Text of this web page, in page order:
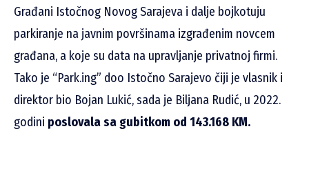
Građani Istočnog Novog Sarajeva i dalje bojkotuju
parkiranje na javnim površinama izgrađenim novcem
građana, a koje su data na upravljanje privatnoj firmi.
Tako je “Park.ing” doo Istočno Sarajevo čiji je vlasnik i
direktor bio Bojan Lukić, sada je Biljana Rudić, u 2022.
godini poslovala sa gubitkom od 143.168 KM.